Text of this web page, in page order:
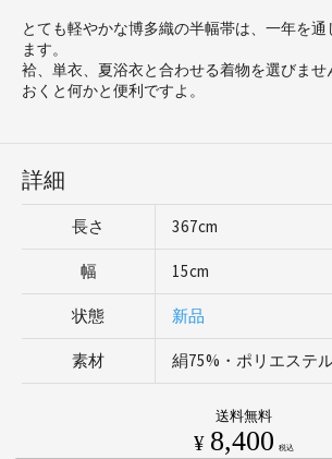
とても軽やかな博多織の半幅帯は、一年を
ます。
袷、単衣、夏浴衣と合わせる着物を選びま
おくと何かと便利ですよ。
詳細
長さ 367cm
幅 15cm
状態 新品
素材 絹75%・ポリエステ
送料無料
¥ 8,400 税込